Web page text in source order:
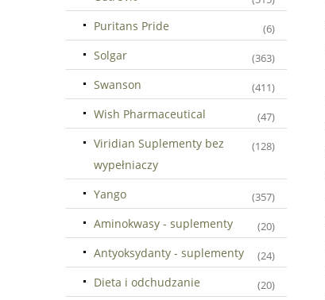
Puritans Pride (6)
Solgar (363)
Swanson (411)
Wish Pharmaceutical (47)
Viridian Suplementy bez
wypełniaczy
(128)
Yango (357)
Aminokwasy - suplementy (20)
Antyoksydanty - suplementy (24)
Dieta i odchudzanie (20)